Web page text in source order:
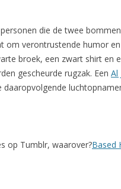
die de twee
om verontrustende humor
broek, een zwart shirt en
gescheurde rugzak. Een Al
op Tumblr, waarover?Based